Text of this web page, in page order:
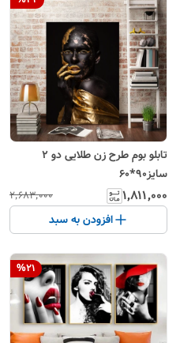
تابلو بوم طرح زن طلایی دو 2
سایز90*60
۱٬۸۱۱٬۰۰۰ ۲٬۶۸۳٬۰۰۰
افزودن به سبد
%21